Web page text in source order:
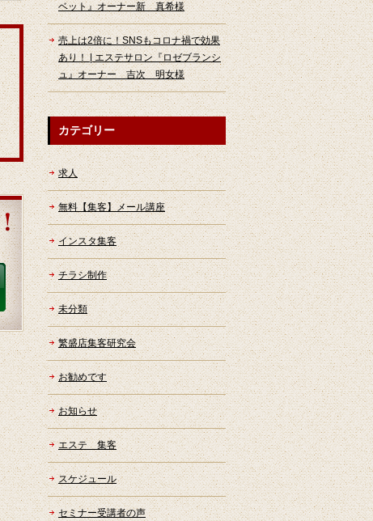
ベット』オーナー新 真希様
売上は2倍に！SNSもコロナ禍で効果
あり！ | エステサロン『ロゼブランシ
ュ』オーナー 吉次 明女様
カテゴリー
求人
無料【集客】メール講座
インスタ集客
チラシ制作
未分類
繁盛店集客研究会
お勧めです
お知らせ
エステ 集客
スケジュール
セミナー受講者の声